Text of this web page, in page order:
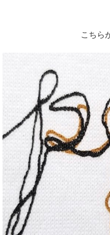
こちら